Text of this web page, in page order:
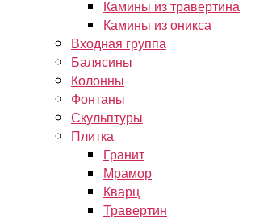
Камины из травертина
Камины из оникса
Входная группа
Балясины
Колонны
Фонтаны
Скульптуры
Плитка
Гранит
Мрамор
Кварц
Травертин